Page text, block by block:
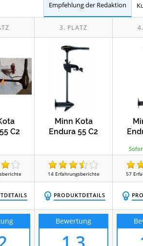
DamenTest SchwimmbojenTest
für KinderTest
Test Außenbordmotoren
Empfehlung der Redaktion
C2
Minn Kota
Endura 55 C2
14 Erfahrungsberichte 57
PRODUKTDETAILS
Bewertung